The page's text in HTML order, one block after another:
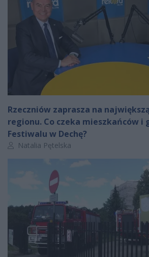
Rzeczniów zaprasza na
regionu. Co czeka mieszkańców i
Festiwalu w Dechę?
Autor artykułu:
Natalia Pętelska